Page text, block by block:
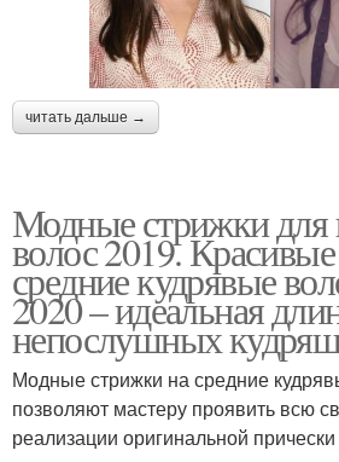
Модные варианты
прямые
Стрижки с длинными
челками
Стрижки для тонких
читать дальше →
Модные стрижки для
волос 2019.
средние кудрявые
2020 – идеальная
непослушных
Модные стрижки на средние
позволяют мастеру проявить всю
реализации оригинальной